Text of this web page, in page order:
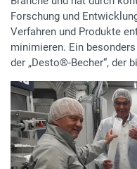
Forschung und
Verfahren und Produkte
minimieren. Ein
der „Desto®-Becher“, der